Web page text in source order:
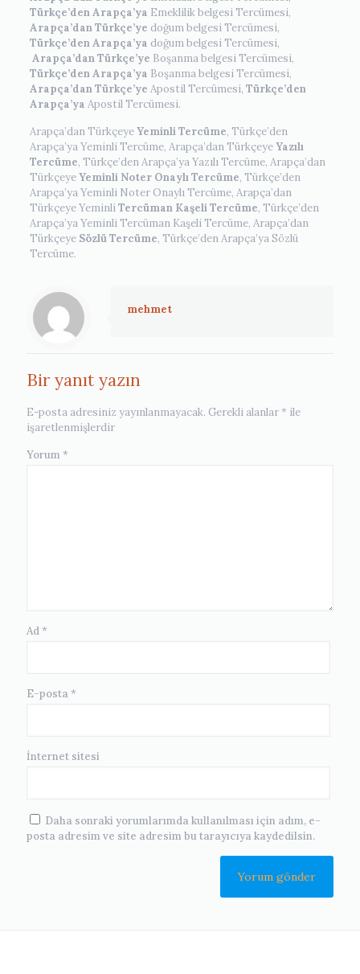
Türkçe’den Arapça’ya Emeklilik belgesi Tercümesi,
Arapça’dan Türkçe’ye doğum belgesi Tercümesi,
Türkçe’den Arapça’ya doğum belgesi Tercümesi,
Arapça’dan Türkçe’ye Boşanma belgesi Tercümesi,
Türkçe’den Arapça’ya Boşanma belgesi Tercümesi,
Arapça’dan Türkçe’ye Apostil Tercümesi, Türkçe’den
Arapça’ya Apostil Tercümesi.
Arapça’dan TürkçeyeYeminli Tercüme, Türkçe’den
Arapça’ya Yeminli Tercüme, Arapça’dan TürkçeyeYazılı
Tercüme, Türkçe’den Arapça’ya Yazılı Tercüme, Arapça’dan
TürkçeyeYeminli Noter Onaylı Tercüme, Türkçe’den
Arapça’ya Yeminli Noter Onaylı Tercüme, Arapça’dan
Türkçeye YeminliTercüman Kaşeli Tercüme, Türkçe’den
Arapça’ya Yeminli Tercüman Kaşeli Tercüme, Arapça’dan
Türkçeye Sözlü Tercüme, Türkçe’den Arapça’ya Sözlü
Tercüme.
mehmet
Bir yanıt yazın
E-posta adresiniz yayınlanmayacak. Gerekli alanlar * ile
işaretlenmişlerdir
Yorum *
Ad *
E-posta *
İnternet sitesi
Daha sonraki yorumlarımda kullanılması için adım, e-
posta adresim ve site adresim bu tarayıcıya kaydedilsin.